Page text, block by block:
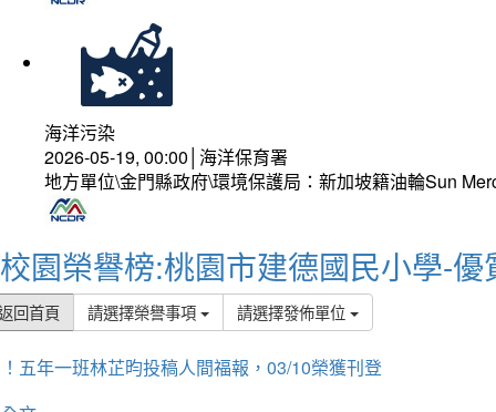
海洋污染
2026-05-19, 00:00│海洋保育署
地方單位\金門縣政府\環境保護局：新加坡籍油輪Sun
校園榮譽榜:桃園市建德國民小學-優
回首頁 請選擇榮譽事項 請選擇發佈單位
五年一班林芷昀投稿人間福報，03/10榮獲刊登